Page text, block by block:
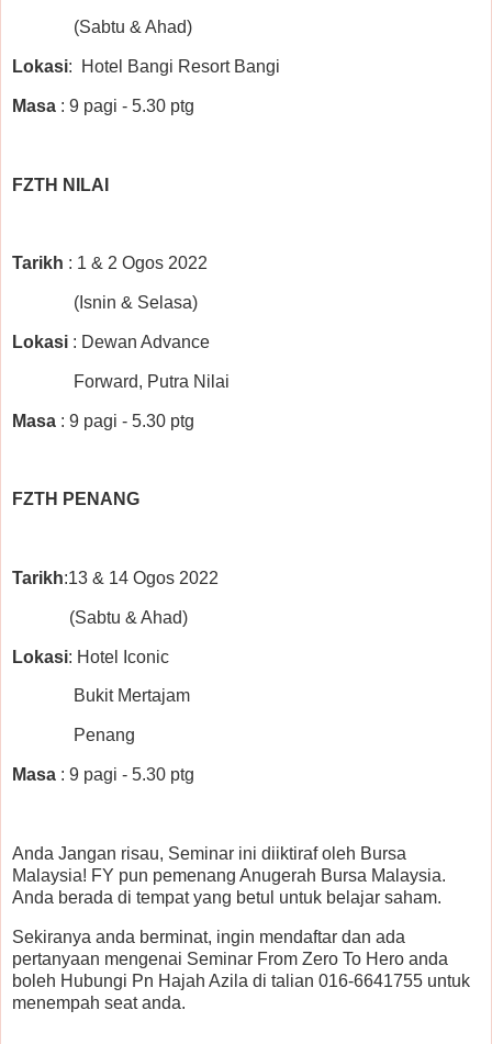
(Sabtu & Ahad)
Lokasi: Hotel Bangi Resort Bangi
Masa : 9 pagi - 5.30 ptg
FZTH NILAI
Tarikh : 1 & 2 Ogos 2022
(Isnin & Selasa)
Lokasi : Dewan Advance
Forward, Putra Nilai
Masa : 9 pagi - 5.30 ptg
FZTH PENANG
Tarikh:13 & 14 Ogos 2022
(Sabtu & Ahad)
Lokasi: Hotel Iconic
Bukit Mertajam
Penang
Masa : 9 pagi - 5.30 ptg
Anda Jangan risau, Seminar ini diiktiraf oleh Bursa
Malaysia! FY pun pemenang Anugerah Bursa Malaysia.
Anda berada di tempat yang betul untuk belajar saham.
Sekiranya anda berminat, ingin mendaftar dan ada
pertanyaan mengenai Seminar From Zero To Hero anda
boleh Hubungi Pn Hajah Azila di talian 016-6641755 untuk
menempah seat anda.